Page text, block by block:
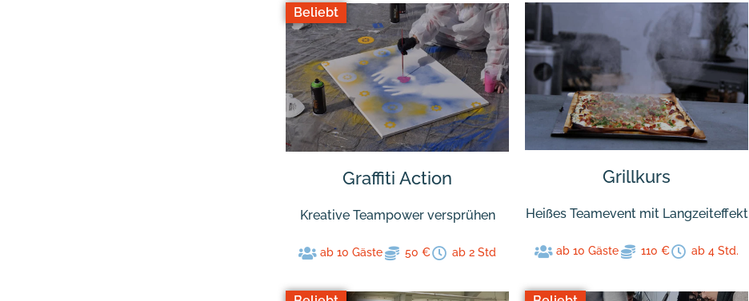
Beliebt
Graffiti Action
Kreative Teampower versprühen
ab 10 Gäste 50 € ab 2 Std
Grillkurs
Heißes Teamevent mit Langzeiteffekt
ab 10 Gäste 110 € ab 4 Std.